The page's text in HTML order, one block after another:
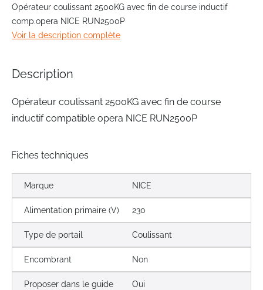
to
beginning
of
gallery
Opérateur coulissant 2500KG avec fin de course inductif
comp.opera NICE RUN2500P
Voir la description complète
Description
Opérateur coulissant 2500KG avec fin de course
inductif compatible opera NICE RUN2500P
Fiches techniques
Marque NICE
Alimentation primaire (V) 230
Type de portail Coulissant
Encombrant Non
Proposer dans le guide
Oui